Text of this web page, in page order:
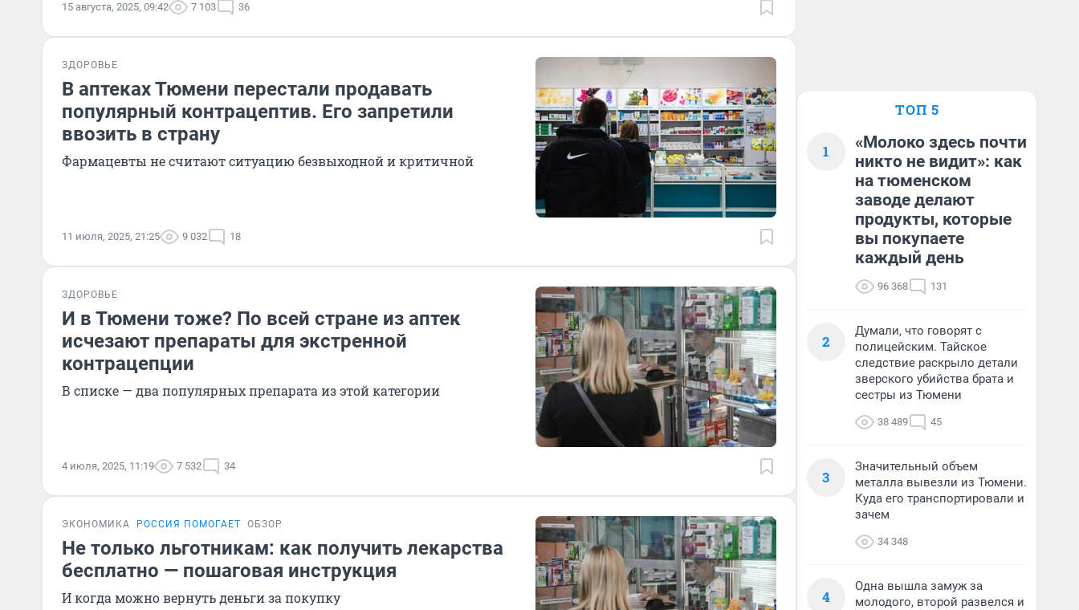
15 августа, 2025, 09:42 7 103 36
ЗДОРОВЬЕ
В аптеках Тюмени перестали продавать
популярный контрацептив. Его запретили
ввозить в страну
Фармацевты не считают ситуацию безвыходной и критичной
11 июля, 2025, 21:25 9 032 18
ЗДОРОВЬЕ
И в Тюмени тоже? По всей стране из аптек
исчезают препараты для экстренной
контрацепции
В списке — два популярных препарата из этой категории
4 июля, 2025, 11:19 7 532 34
ЭКОНОМИКА РОССИЯ ПОМОГАЕТ ОБЗОР
Не только льготникам: как получить лекарства
бесплатно — пошаговая инструкция
И когда можно вернуть деньги за покупку
ТОП 5
1
«Молоко здесь почти
никто не видит»: как
на тюменском
заводе делают
продукты, которые
вы покупаете
каждый день
96 368 131
2
Думали, что говорят с
полицейским. Тайское
следствие раскрыло детали
зверского убийства брата и
сестры из Тюмени
38 489 45
3
Значительный объем
металла вывезли из Тюмени.
Куда его транспортировали и
зачем
34 348
4
Одна вышла замуж за
молодого, второй развелся и